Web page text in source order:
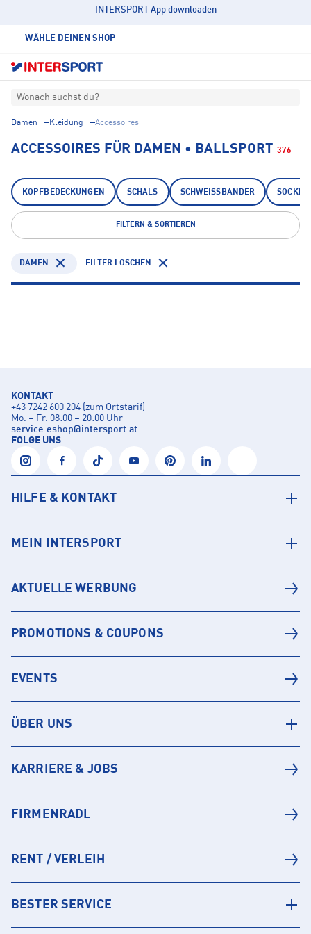
INTERSPORT App downloaden
WÄHLE DEINEN SHOP
Wonach suchst du?
Damen Kleidung Accessoires
ACCESSOIRES FÜR DAMEN • BALLSPORT 376
KOPFBEDECKUNGEN SCHALS SCHWEISSBÄNDER
FILTERN & SORTIEREN
DAMEN FILTER LÖSCHEN
KONTAKT
+43 7242 600 204 (zum Ortstarif)
Mo. – Fr. 08:00 – 20:00 Uhr
service.eshop@intersport.at
FOLGE UNS
HILFE & KONTAKT
MEIN INTERSPORT
AKTUELLE WERBUNG
PROMOTIONS & COUPONS
EVENTS
ÜBER UNS
KARRIERE & JOBS
FIRMENRADL
RENT / VERLEIH
BESTER SERVICE